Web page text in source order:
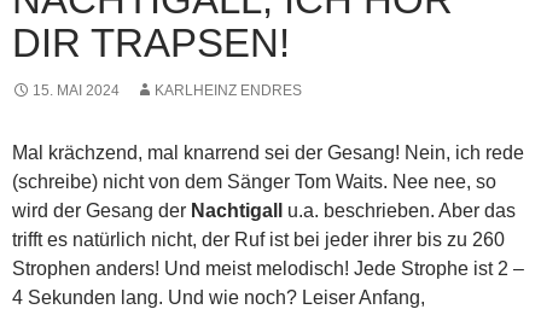
DIR TRAPSEN!
15. MAI 2024 KARLHEINZ ENDRES
Mal krächzend, mal knarrend sei der Gesang! Nein, ich rede
(schreibe) nicht von dem Sänger Tom Waits. Nee nee, so
wird der Gesang der Nachtigall u.a. beschrieben. Aber das
trifft es natürlich nicht, der Ruf ist bei jeder ihrer bis zu 260
Strophen anders! Und meist melodisch! Jede Strophe ist 2 –
4 Sekunden lang. Und wie noch? Leiser Anfang,